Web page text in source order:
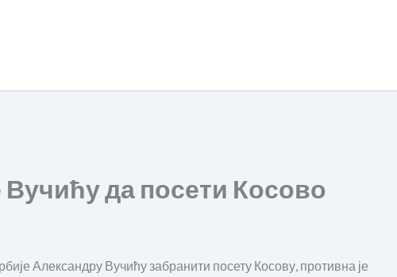
да посети Косово
Александру Вучићу забранити посету Косову, противна је